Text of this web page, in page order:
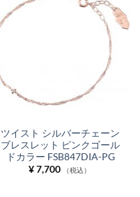
ツイスト シルバーチェーン
ブレスレット ピンクゴール
ドカラー FSB847DIA-PG
¥7,700 （税込）